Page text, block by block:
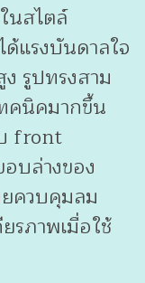
นสไตล์
แรงบันดาลใจ
ง รูปทรงสาม
คนิคมากขึ้น
front
บล่างของ
ควบคุมลม
รภาพเมื่อใช้